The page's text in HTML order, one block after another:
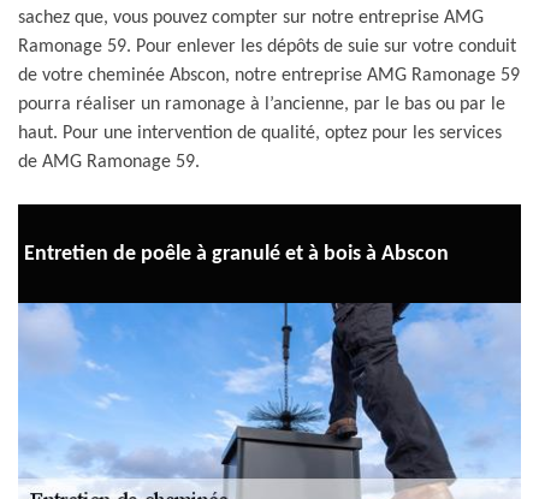
sachez que, vous pouvez compter sur notre entreprise AMG
Ramonage 59. Pour enlever les dépôts de suie sur votre conduit
de votre cheminée Abscon, notre entreprise AMG Ramonage 59
pourra réaliser un ramonage à l’ancienne, par le bas ou par le
haut. Pour une intervention de qualité, optez pour les services
de AMG Ramonage 59.
Entretien de poêle à granulé et à bois à Abscon